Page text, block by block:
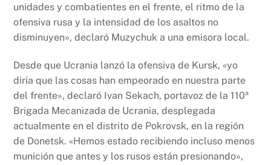
unidades y combatientes en el frente, el ritmo de la
ofensiva rusa y la intensidad de los asaltos no
disminuyen», declaró Muzychuk a una emisora local.
Desde que Ucrania lanzó la ofensiva de Kursk, «yo
diría que las cosas han empeorado en nuestra parte
del frente», declaró Ivan Sekach, portavoz de la 110ª
Brigada Mecanizada de Ucrania, desplegada
actualmente en el distrito de Pokrovsk, en la región
de Donetsk. «Hemos estado recibiendo incluso menos
munición que antes y los rusos están presionando»,